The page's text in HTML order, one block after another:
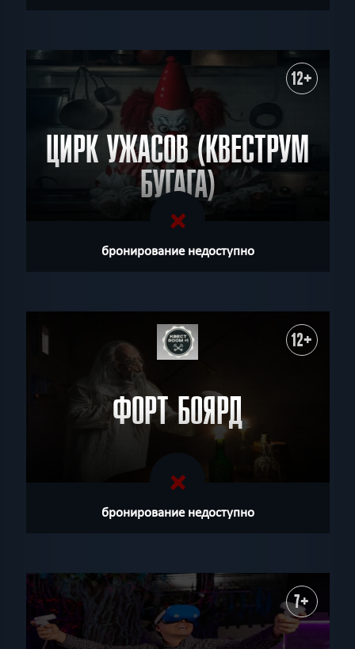
12+
ЦИРК УЖАСОВ (КВЕСТРУМ
БУГАГА)
бронирование недоступно
12+
ФОРТ БОЯРД
бронирование недоступно
7+